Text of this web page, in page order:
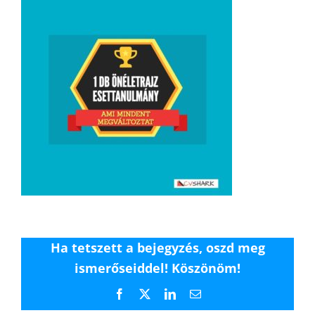
Ha tetszett a bejegyzés, oszd meg
ismerőseiddel! Köszönöm!
Facebook LinkedInEmail